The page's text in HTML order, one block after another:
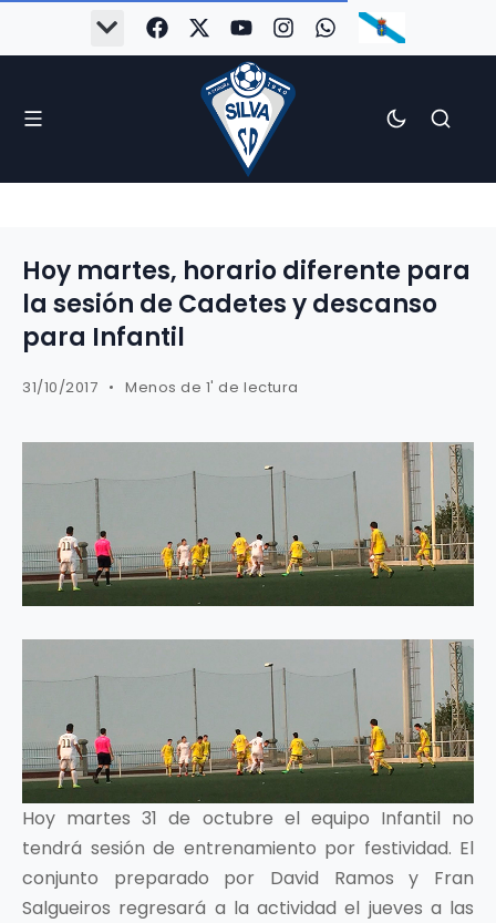
Hoy martes, horario diferente para
la sesión de Cadetes y descanso
para Infantil
31/10/2017 Menos de 1' de lectura
Hoy martes 31 de octubre el equipo Infantil no
tendrá sesión de entrenamiento por festividad. El
conjunto preparado por David Ramos y Fran
Salgueiros regresará a la actividad el jueves a las